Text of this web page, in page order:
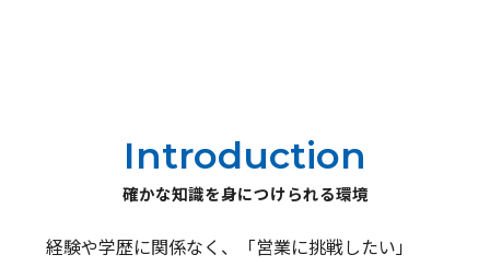
確かな知識を身につけられる環境
Introduction
経験や学歴に関係なく、「営業に挑戦したい」